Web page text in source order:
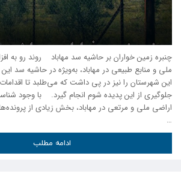
چنبره زمین خواران بر حاشیه سد مهاباد روند رو به
ملی و منابع طبیعی در مهاباد، به‌ویژه در حاشیه سد
این شهرستان را نیز در پی داشت که می‌طلبد تا
جلوگیری از این پدیده شوم انجام گیرد. با وجود
اراضی ملی و مرتعی در مهاباد، بخش زیادی از
…
ادامه مطلب